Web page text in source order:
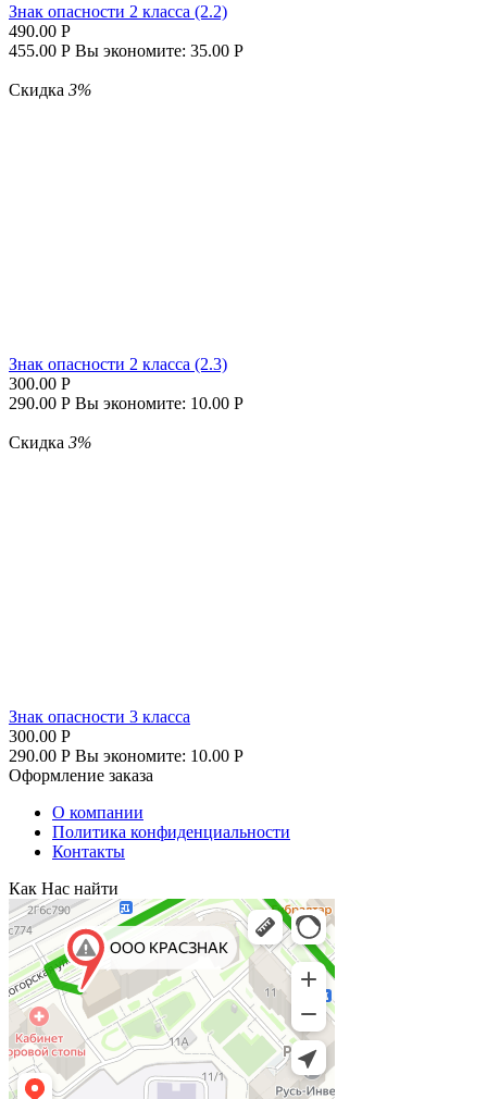
Знак опасности 2 класса (2.2)
490.00 Р
455.00 Р Вы экономите: 35.00 Р
Скидка 3%
Знак опасности 2 класса (2.3)
300.00 Р
290.00 Р Вы экономите: 10.00 Р
Скидка 3%
Знак опасности 3 класса
300.00 Р
290.00 Р Вы экономите: 10.00 Р
Оформление заказа
О компании
Политика конфиденциальности
Контакты
Как Нас найти